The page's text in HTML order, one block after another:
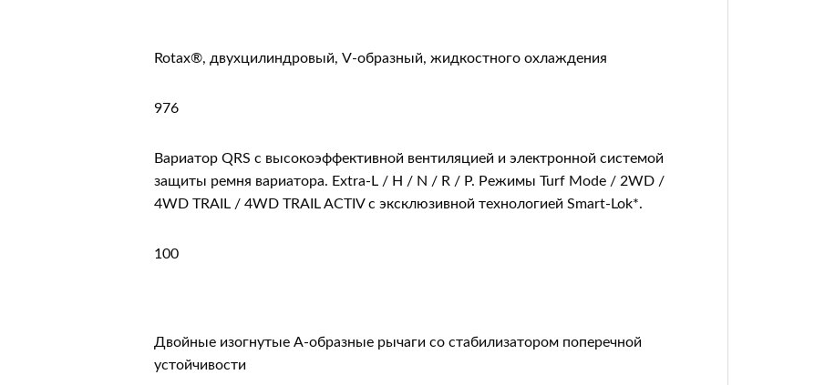
Rotax®, двухцилиндровый, V-образный, жидкостного охлаждения
976
Вариатор QRS с высокоэффективной вентиляцией и электронной системой
защиты ремня вариатора. Extra-L / H / N / R / P. Режимы Turf Mode / 2WD /
4WD TRAIL / 4WD TRAIL ACTIV с эксклюзивной технологией Smart-Lok*.
100
Двойные изогнутые А-образные рычаги со стабилизатором поперечной
устойчивости